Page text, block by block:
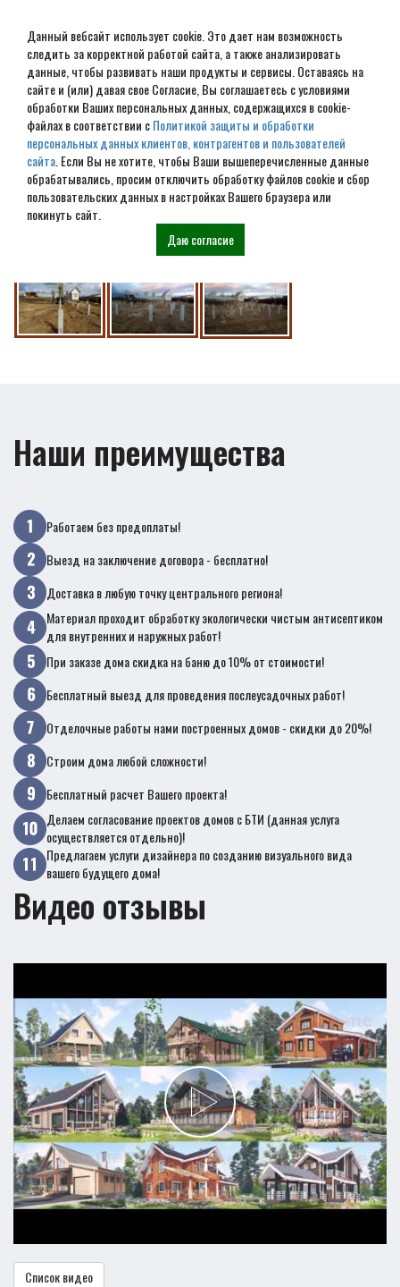
Данный вебсайт использует cookie. Это дает нам возможность
следить за корректной работой сайта, а также анализировать
данные, чтобы развивать наши продукты и сервисы. Оставаясь на
сайте и (или) давая свое Согласие, Вы соглашаетесь с условиями
обработки Ваших персональных данных, содержащихся в cookie-
файлах в соответствии сПолитикой защиты и обработки
персональных данных клиентов, контрагентов и пользователей
сайта . Если Вы не хотите, чтобы Ваши вышеперечисленные данные
обрабатывались, просим отключить обработку файлов cookie и сбор
пользовательских данных в настройках Вашего браузера или
покинуть сайт.
Даю согласие
г. Александров, монтаж
фундамента Ж/Б свай
Наши преимущества
Работаем без предоплаты!
Выезд на заключение договора - бесплатно!
Доставка в любую точку центрального региона!
Материал проходит обработку экологически чистым антисептиком
для внутренних и наружных работ!
При заказе дома скидка на баню до 10% от стоимости!
Бесплатный выезд для проведения послеусадочных работ!
Отделочные работы нами построенных домов - скидки до 20%!
Строим дома любой сложности!
Бесплатный расчет Вашего проекта!
Делаем согласование проектов домов с БТИ (данная услуга
осуществляется отдельно)!
Предлагаем услуги дизайнера по созданию визуального вида
вашего будущего дома!
Видео отзывы
Список видео